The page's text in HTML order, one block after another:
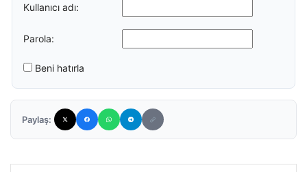
Kullanıcı adı:
Parola:
Beni hatırla
Paylaş: